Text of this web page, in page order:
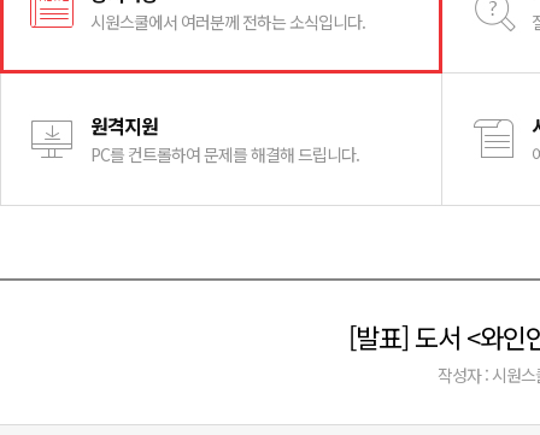
시원스쿨에서 여러분께 전하는 소식입니다.
원격지원
PC를 컨트롤하여 문제를 해결해 드립니다.
[발표] 도서 <와인
작성자 : 시원스